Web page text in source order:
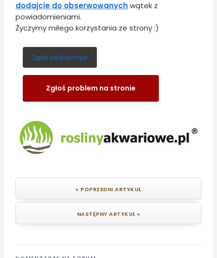
dodajcie do obserwowanych wątek z
powiadomieniami.
Życzymy miłego korzystania ze strony :)
Zgłoś swój pomysł
Zgłoś problem na stronie
« POPRZEDNI ARTYKUŁ
NASTĘPNY ARTYKUŁ »